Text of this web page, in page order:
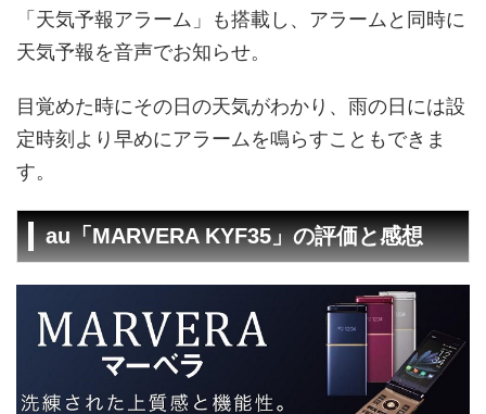
「天気予報アラーム」も搭載し、アラームと同時に
天気予報を音声でお知らせ。
目覚めた時にその日の天気がわかり、雨の日には設
定時刻より早めにアラームを鳴らすこともできま
す。
au「MARVERA KYF35」の評価と感想